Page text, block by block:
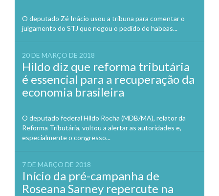
O deputado Zé Inácio usou a tribuna para comentar o
julgamento do STJ que negou o pedido de habeas...
20 DE MARÇO DE 2018
Hildo diz que reforma tributária
é essencial para a recuperação da
economia brasileira
O deputado federal Hildo Rocha (MDB/MA), relator da
Reforma Tributária, voltou a alertar as autoridades e,
especialmente o congresso...
7 DE MARÇO DE 2018
Início da pré-campanha de
Roseana Sarney repercute na